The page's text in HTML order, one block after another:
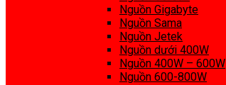
Nguồn Gigabyte
Nguồn Sama
Nguồn Jetek
Nguồn dưới 400W
Nguồn 400W – 600W
Nguồn 600-800W